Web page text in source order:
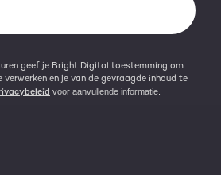
geef je Bright Digital toestemming om
en je van de gevraagde inhoud te
voor aanvullende informatie.